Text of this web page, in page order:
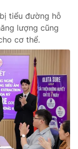
tiểu đường hỗ
lượng cũng
cơ thể.